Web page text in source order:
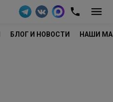
БЛОГ И НОВОСТИ НАШИ